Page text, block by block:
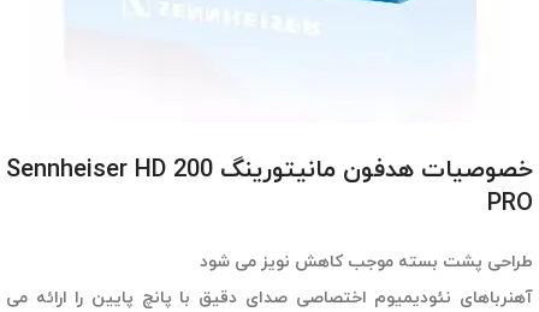
خصوصیات هدفون مانیتورینگ Sennheiser HD 200
PRO
طراحی پشت بسته موجب کاهش نویز می شود
آهنرباهای نئودیمیوم اختصاصی صدای دقیق با پانچ پایین را ارائه می